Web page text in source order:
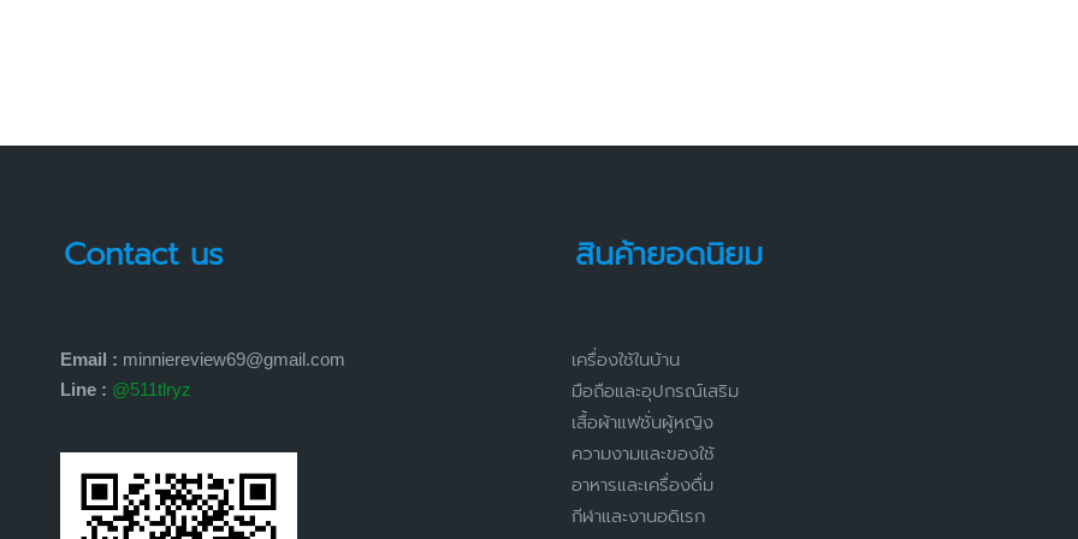
Contact us
Email : minniereview69@gmail.com
Line : @511tlryz
สินค้ายอดนิยม
เครื่องใช้ในบ้าน
มือถือและอุปกรณ์เสริม
เสื้อผ้าแฟชั่นผู้หญิง
ความงามและของใช้
อาหารและเครื่องดื่ม
กีฬาและงานอดิเรก